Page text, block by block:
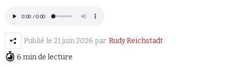
Émissions
Revues de presse
Publié le 21 juin 2026 par Rudy Reichstadt
6 min de lecture